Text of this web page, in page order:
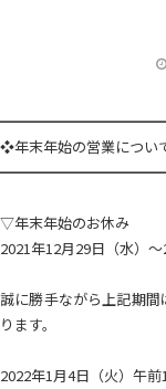
❖年末年始の営業につ
▽年末年始のお休み
2021年12月29日（水）～
誠に勝手ながら上記期
ります。
2022年1月4日（火）午前